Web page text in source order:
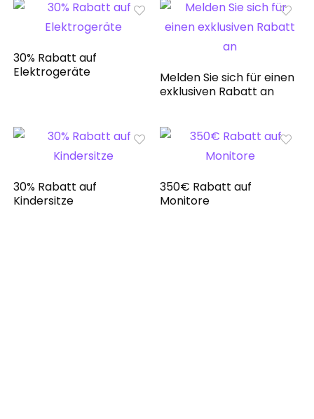
30% Rabatt auf
Elektrogeräte
Melden Sie sich für einen
exklusiven Rabatt an
30% Rabatt auf
Kindersitze
350€ Rabatt auf
Monitore